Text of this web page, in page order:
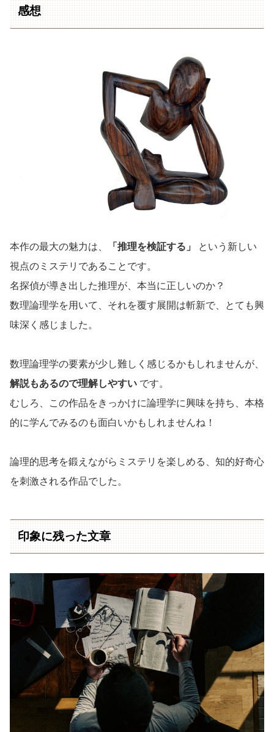
感想
本作の最大の魅力は、 「推理を検証する」
という新しい
視点のミステリであることです。
名探偵が導き出した推理が、本当に正しいのか？
数理論理学を用いて、それを覆す展開は斬新で、とても興
味深く感じました。
数理論理学の要素が少し難しく感じるかもしれませんが、
解説もあるので理解しやすい です。
むしろ、この作品をきっかけに論理学に興味を持ち、本格
的に学んでみるのも面白いかもしれませんね！
論理的思考を鍛えながらミステリを楽しめる、知的好奇心
を刺激される作品でした。
印象に残った文章